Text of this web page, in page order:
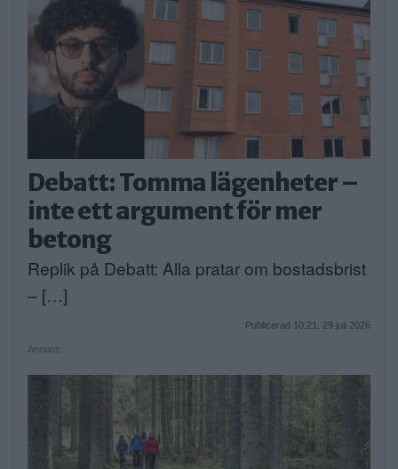
Debatt: Tomma lägenheter –
inte ett argument för mer
betong
Replik på Debatt: Alla pratar om bostadsbrist
– […]
Publicerad 10:21, 29 juli 2026
Annons: